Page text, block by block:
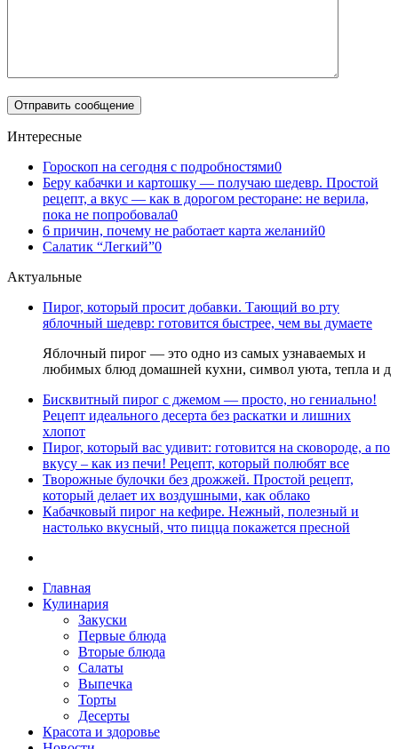
Интересные
Гороскоп на сегодня с подробностями0
Беру кабачки и картошку — получаю шедевр. Простой
рецепт, а вкус — как в дорогом ресторане: не верила,
пока не попробовала0
6 причин, почему не работает карта желаний0
Салатик “Легкий”0
Актуальные
Пирог, который просит добавки. Тающий во рту
яблочный шедевр: готовится быстрее, чем вы думаете
Яблочный пирог — это одно из самых узнаваемых и
любимых блюд домашней кухни, символ уюта, тепла и д
Бисквитный пирог с джемом — просто, но гениально!
Рецепт идеального десерта без раскатки и лишних
хлопот
Пирог, который вас удивит: готовится на сковороде, а по
вкусу – как из печи! Рецепт, который полюбят все
Творожные булочки без дрожжей. Простой рецепт,
который делает их воздушными, как облако
Кабачковый пирог на кефире. Нежный, полезный и
настолько вкусный, что пицца покажется пресной
Главная
Кулинария
Закуски
Первые блюда
Вторые блюда
Салаты
Выпечка
Торты
Десерты
Красота и здоровье